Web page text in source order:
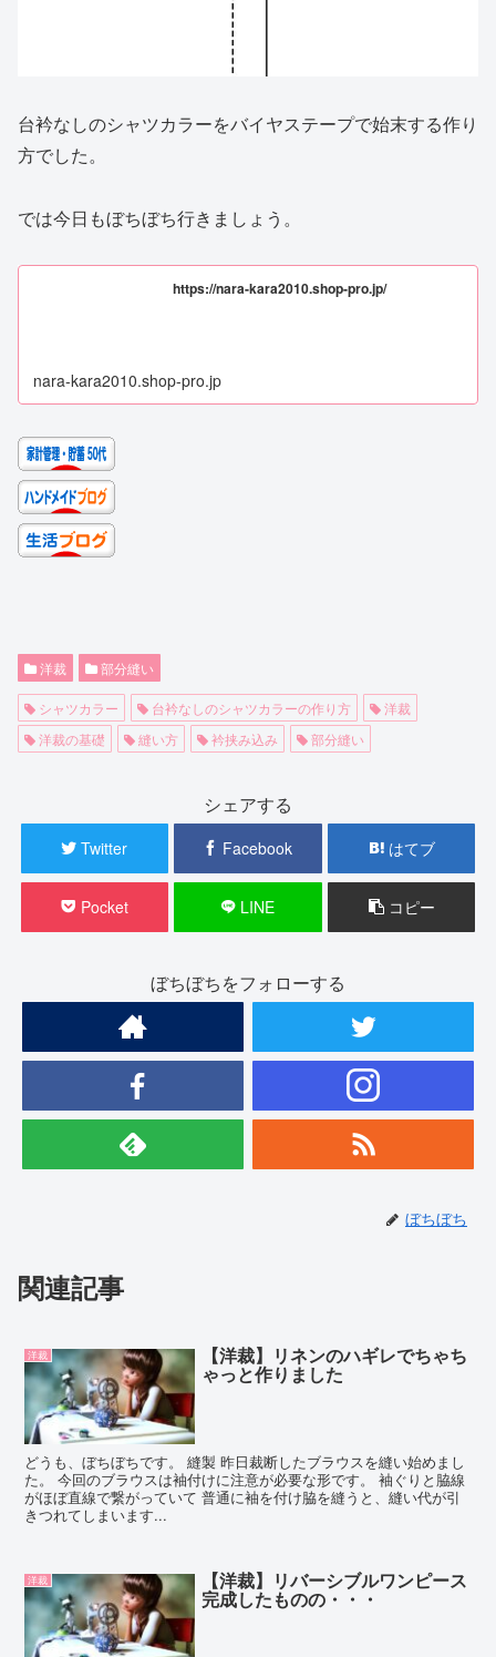
台衿なしのシャツカラーをバイヤステープで始末する作り
方でした。
では今日もぼちぼち行きましょう。
https://nara-kara2010.shop-pro.jp/
nara-kara2010.shop-pro.jp
洋裁 部分縫い
シャツカラー 台衿なしのシャツカラーの作り方
洋裁
洋裁の基礎
縫い方 衿挟み込み 部分縫い
シェアする
Twitter Facebook はてブ
Pocket LINE コピー
ぼちぼちをフォローする
ぼちぼち
関連記事
洋裁 【洋裁】リネンのハギレでちゃち
ゃっと作りました
どうも、ぼちぼちです。 縫製 昨日裁断したブラウスを縫い始めまし
た。 今回のブラウスは袖付けに注意が必要な形です。 袖ぐりと脇線
がほぼ直線で繋がっていて 普通に袖を付け脇を縫うと、縫い代が引
きつれてしまいます...
洋裁 【洋裁】リバーシブルワンピース
完成したものの・・・